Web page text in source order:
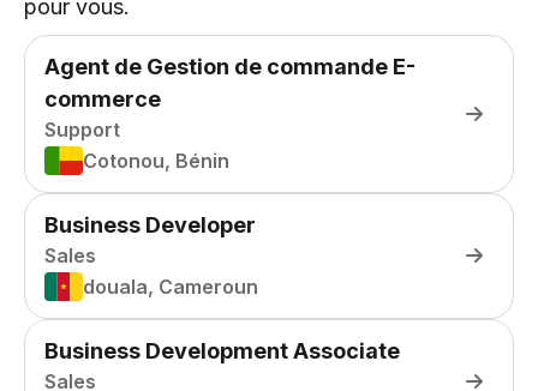
pour vous.
Agent de Gestion de commande E-
commerce
Support
Cotonou, Bénin
Business Developer
Sales
douala, Cameroun
Business Development Associate
Sales